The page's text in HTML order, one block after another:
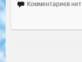
Комментариев нет